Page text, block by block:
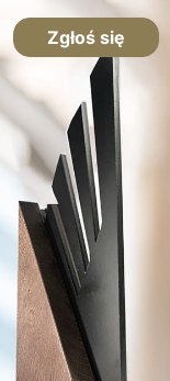
Zgłoś się